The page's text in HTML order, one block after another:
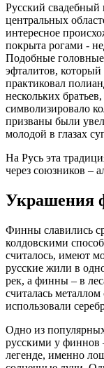
Русский
центральных
интересное
покрыта рогами -
Подобные
эфталитов,
практиковал
нескольких
символизировало
призваны были
молодой в глазах
На Русь эта
через союзников –
Украшения
Финны славились
колдовскими
считалось, имеют
русские жили в
рек, а финны – в
считалась
использовали
Одно из
русскими у финнов
легенде, именно